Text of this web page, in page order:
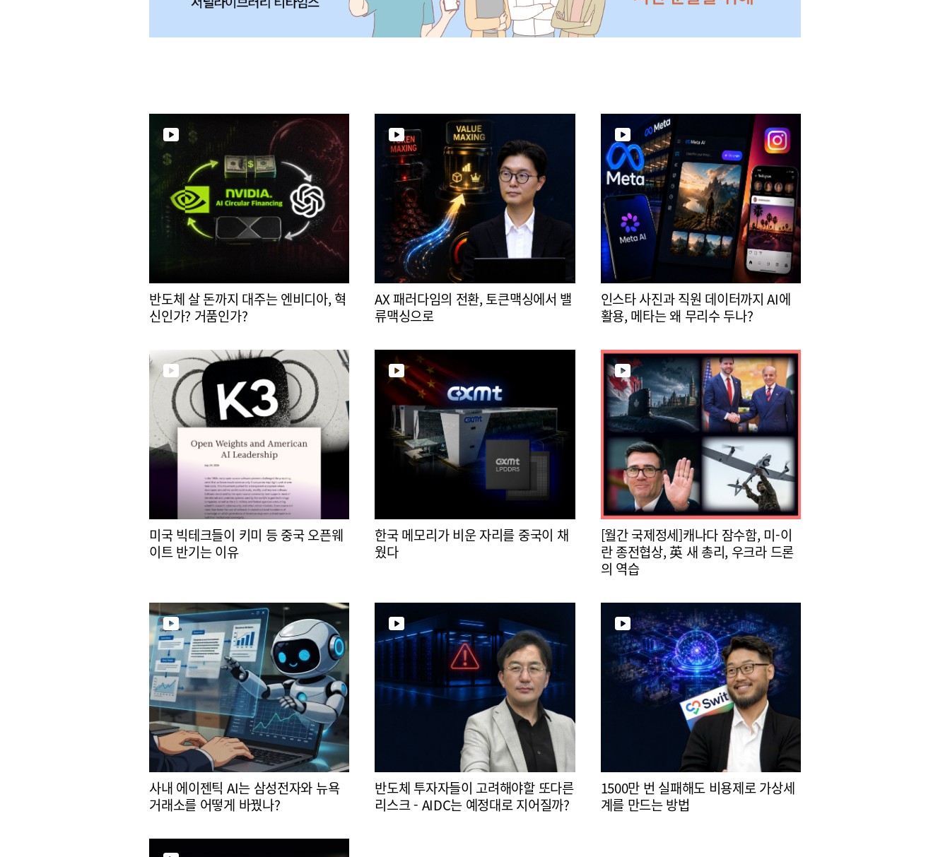
반도체 살 돈까지 대주는 엔비디아, 혁
신인가? 거품인가?
AX 패러다임의 전환, 토큰맥싱에서 밸
류맥싱으로
인스타 사진과 직원 데이터까지 AI에
활용, 메타는 왜 무리수 두나?
미국 빅테크들이 키미 등 중국 오픈웨
이트 반기는 이유
한국 메모리가 비운 자리를 중국이 채
웠다
[월간 국제정세]캐나다 잠수함, 미-이
란 종전협상, 英 새 총리, 우크라 드론
의 역습
사내 에이젠틱 AI는 삼성전자와 뉴욕
거래소를 어떻게 바꿨나?
반도체 투자자들이 고려해야할 또다른
리스크 - AIDC는 예정대로 지어질까?
1500만 번 실패해도 비용제로 가상세
계를 만드는 방법